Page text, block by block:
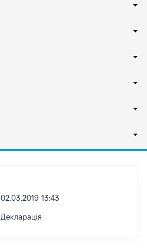
02.03.2019 13:43
Декларація